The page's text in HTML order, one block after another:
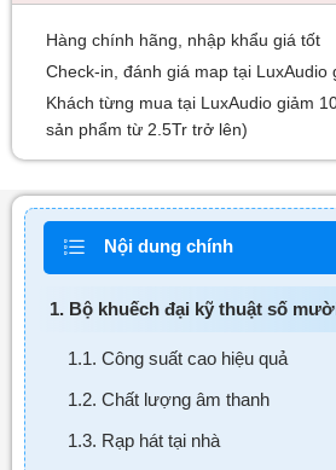
Hàng chính hãng, nhập khẩu giá tốt
Check-in, đánh giá map tại LuxAudio
Khách từng mua tại LuxAudio giảm
sản phẩm từ 2.5Tr trở lên)
Nội dung chính
1. Bộ khuếch đại kỹ thuật số
1.1. Công suất cao hiệu quả
1.2. Chất lượng âm thanh
1.3. Rạp hát tại nhà